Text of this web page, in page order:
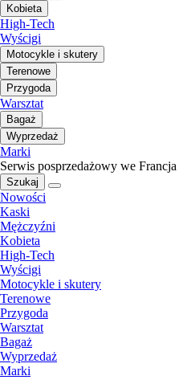
Kobieta
High-Tech
Wyścigi
Motocykle i skutery
Terenowe
Przygoda
Warsztat
Bagaż
Wyprzedaż
Marki
Serwis posprzedażowy we Francja
Szukaj
Nowości
Kaski
Mężczyźni
Kobieta
High-Tech
Wyścigi
Motocykle i skutery
Terenowe
Przygoda
Warsztat
Bagaż
Wyprzedaż
Marki